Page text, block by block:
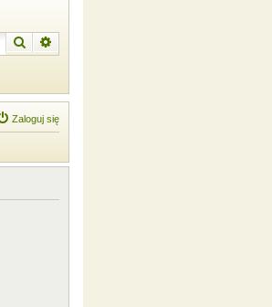
Szukaj
Zaloguj się